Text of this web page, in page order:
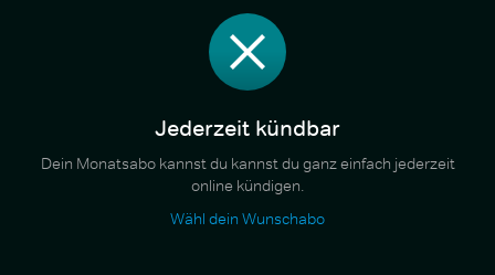
Jederzeit kündbar
Dein Monatsabo kannst du kannst du ganz einfach jederzeit
online kündigen.
Wähl dein Wunschabo